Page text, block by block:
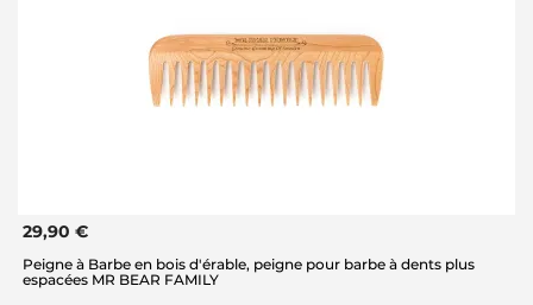
29,90 €
Peigne à Barbe en bois d'érable, peigne pour barbe à dents plus
espacées MR BEAR FAMILY